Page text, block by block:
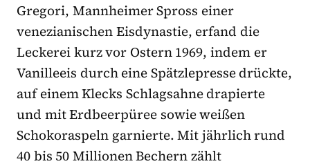
Gregori, Mannheimer Spross einer
venezianischen Eisdynastie, erfand die
Leckerei kurz vor Ostern 1969, indem er
Vanilleeis durch eine Spätzlepresse drückte,
auf einem Klecks Schlagsahne drapierte
und mit Erdbeerpüree sowie weißen
Schokoraspeln garnierte. Mit jährlich rund
40 bis 50 Millionen Bechern zählt